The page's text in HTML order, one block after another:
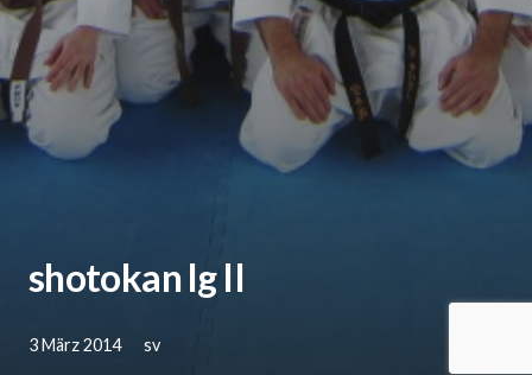
shotokan lg II
3 März 2014 sv